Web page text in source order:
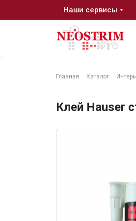
Главная Каталог
Клей Hauser
Наши сервисы